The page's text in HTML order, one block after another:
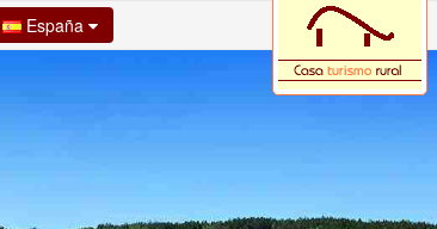
España